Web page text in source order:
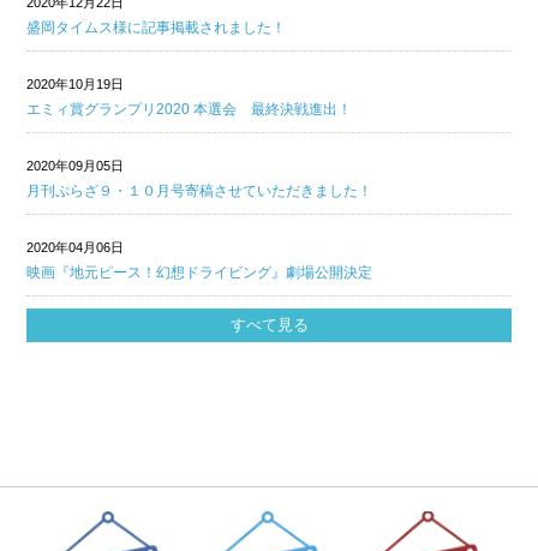
盛岡タイムス様に記事掲載されました！
2020年10月19日
エミィ賞グランプリ2020 本選会 最終決戦進出！
2020年09月05日
月刊ぷらざ９・１０月号寄稿させていただきました！
2020年04月06日
映画『地元ピース！幻想ドライビング』劇場公開決定
すべて見る